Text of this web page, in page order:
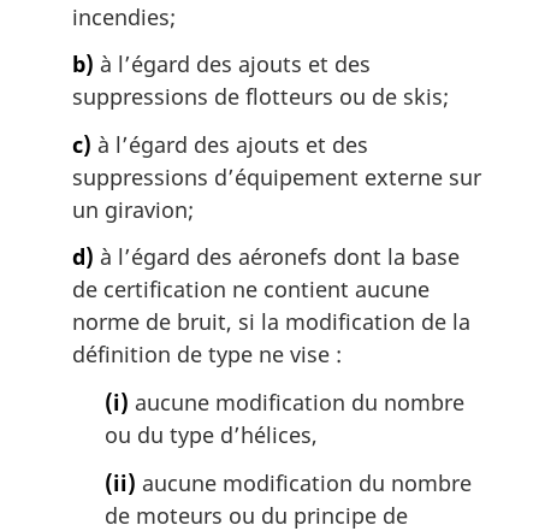
incendies;
b) à l’égard des ajouts et des
suppressions de flotteurs ou de skis;
c) à l’égard des ajouts et des
suppressions d’équipement externe sur
un giravion;
d) à l’égard des aéronefs dont la base
de certification ne contient aucune
norme de bruit, si la modification de la
définition de type ne vise :
(i) aucune modification du nombre
ou du type d’hélices,
(ii) aucune modification du nombre
de moteurs ou du principe de